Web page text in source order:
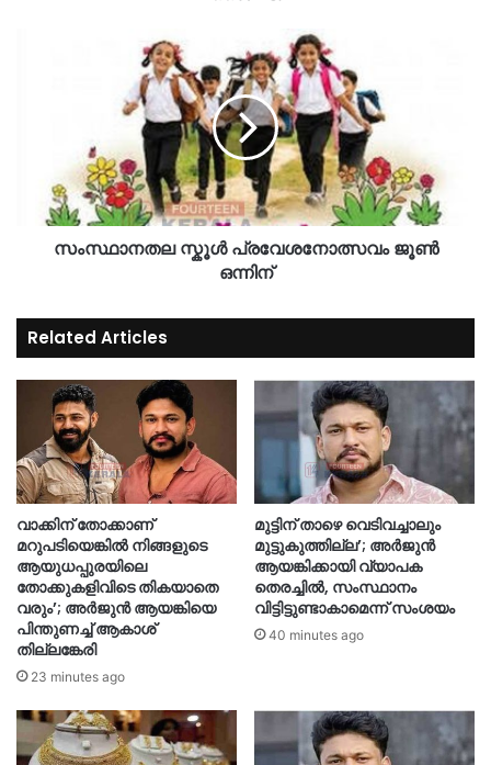
സംസ്ഥാനതല സ്കൂൾ പ്രവേശനോത്സവം ജൂൺ
ഒന്നിന്
Related Articles
വാക്കിന് തോക്കാണ്
മറുപടിയെങ്കില്‍ നിങ്ങളുടെ
ആയുധപ്പുരയിലെ
തോക്കുകളിവിടെ തികയാതെ
വരും’; അര്‍ജുന്‍ ആയങ്കിയെ
പിന്തുണച്ച് ആകാശ്
തില്ലങ്കേരി
23 minutes ago
മുട്ടിന് താഴെ വെടിവച്ചാലും
മുട്ടുകുത്തില്ല’; അർജുൻ
ആയങ്കിക്കായി വ്യാപക
തെരച്ചിൽ, സംസ്ഥാനം
വിട്ടിട്ടുണ്ടാകാമെന്ന് സംശയം
40 minutes ago